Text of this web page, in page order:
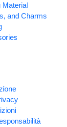
Material
and Charms